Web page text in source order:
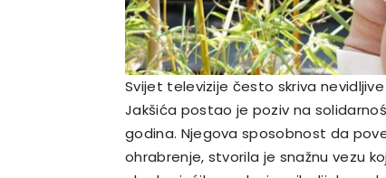
Svijet televizije često skriva
Jakšića postao je poziv na
godina. Njegova sposobnost da
ohrabrenje, stvorila je snažnu vezu